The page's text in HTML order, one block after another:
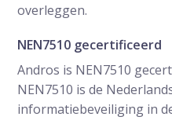
overleggen.
NEN7510 gecertificeerd
Andros is NEN7510
NEN7510 is de
informatiebeveiliging in